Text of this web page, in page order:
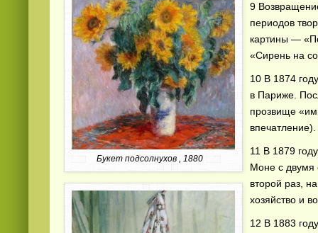
Букет подсолнухов , 1880
9
периодов
картины —
«Сирень на
10 В 1874
в Париже.
прозвище
впечатление).
11 В 1879
Моне с двумя
второй раз,
хозяйство и
12 В 1883